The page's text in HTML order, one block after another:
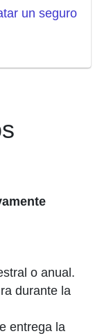
un seguro
o anual.
durante la
entrega la